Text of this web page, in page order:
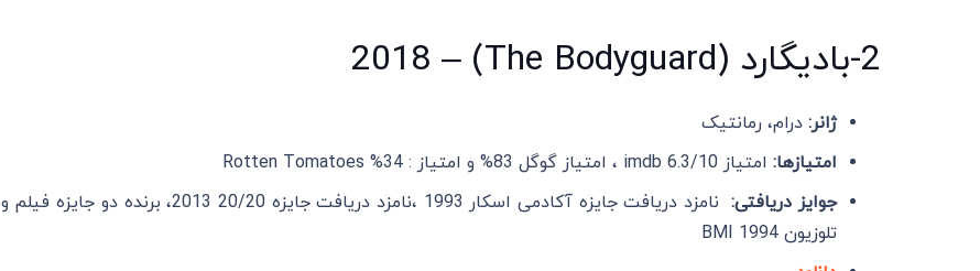
2-بادیگارد (The Bodyguard) – 2018
ژانر: درام، رمانتیک
امتیازها: امتیاز imdb 6.3/10 ، امتیاز گوگل 83% و امتیاز : 34% Rotten Tomatoes
جوایز دریافتی:
نامزد دریافت جایزه آکادمی اسکار 1993 ،نامزد دریافت جایزه 20/20 2013، برنده دو جایزه فیلم و
تلوزیون BMI 1994